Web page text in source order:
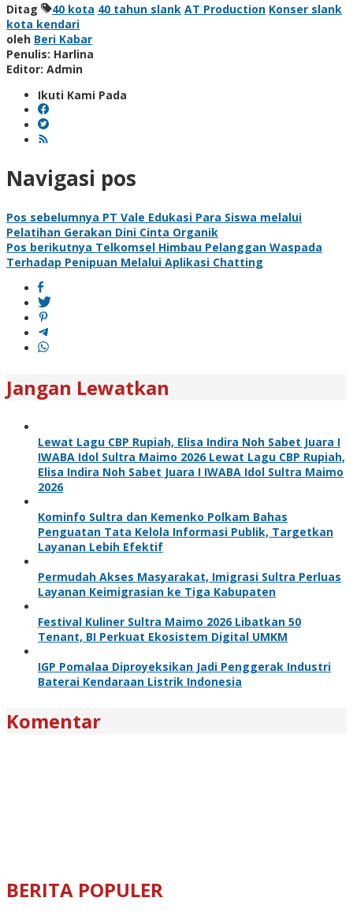
Ditag 40 kota 40 tahun slank AT Production Konser slank
kota kendari
oleh Beri Kabar
Penulis: Harlina
Editor: Admin
Ikuti Kami Pada
Navigasi pos
Pos sebelumnya PT Vale Edukasi Para Siswa melalui
Pelatihan Gerakan Dini Cinta Organik
Pos berikutnya Telkomsel Himbau Pelanggan Waspada
Terhadap Penipuan Melalui Aplikasi Chatting
Jangan Lewatkan
Lewat Lagu CBP Rupiah, Elisa Indira Noh Sabet Juara I
IWABA Idol Sultra Maimo 2026 Lewat Lagu CBP Rupiah,
Elisa Indira Noh Sabet Juara I IWABA Idol Sultra Maimo
2026
Kominfo Sultra dan Kemenko Polkam Bahas
Penguatan Tata Kelola Informasi Publik, Targetkan
Layanan Lebih Efektif
Permudah Akses Masyarakat, Imigrasi Sultra Perluas
Layanan Keimigrasian ke Tiga Kabupaten
Festival Kuliner Sultra Maimo 2026 Libatkan 50
Tenant, BI Perkuat Ekosistem Digital UMKM
IGP Pomalaa Diproyeksikan Jadi Penggerak Industri
Baterai Kendaraan Listrik Indonesia
Komentar
BERITA POPULER